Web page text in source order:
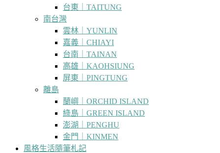
台東｜TAITUNG
南台灣
雲林｜YUNLIN
嘉義｜CHIAYI
台南｜TAINAN
高雄｜KAOHSIUNG
屏東｜PINGTUNG
離島
蘭嶼｜ORCHID ISLAND
綠島｜GREEN ISLAND
澎湖｜PENGHU
金門｜KINMEN
風格生活隨筆札記